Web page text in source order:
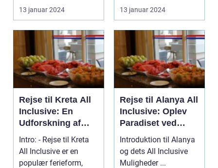
beliggende i...
13 januar 2024
arv, betagende land...
13 januar 2024
Rejse til Kreta All
Inclusive: En
Udforskning af
Historie,
Attraktioner og
Praktiske Tips
Intro: - Rejse til Kreta
All Inclusive er en
populær ferieform,
Rejse til Alanya All
Inclusive: Oplev
Paradiset ved
Middelhavet
Introduktion til Alanya
og dets All Inclusive
Muligheder ...